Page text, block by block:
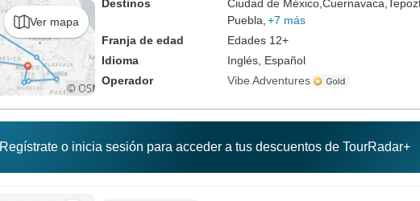
Ver mapa
Destinos
Ciudad de México, Cuernavaca,
Puebla, +7 más
Franja de edad
Edades 12+
Idioma
Inglés, Español
Operador
Vibe Adventures
Regístrate o inicia sesión para acceder a tus descuentos de TourRadar+